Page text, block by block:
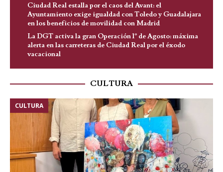
Ciudad Real estalla por el caos del Avant: el
Ayuntamiento exige igualdad con Toledo y Guadalajara
en los beneficios de movilidad con Madrid
La DGT activa la gran Operación 1º de Agosto: máxima
alerta en las carreteras de Ciudad Real por el éxodo
vacacional
CULTURA
CULTURA